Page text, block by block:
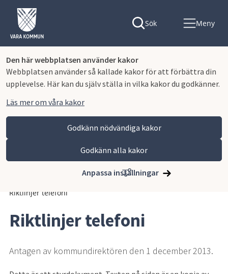
Den här webbplatsen använder kakor
Webbplatsen använder så kallade kakor för att förbättra din
upplevelse. Här kan du själv ställa in vilka kakor du godkänner.
Läs mer om våra kakor
Godkänn nödvändiga kakor
Godkänn alla kakor
Anpassa inställningar
Sök Meny
Vara kommun
Kommun och politik
Vår organisation och verksamhet
Riktlinjer telefoni
Riktlinjer telefoni
Antagen av kommundirektören den 1 december 2013.